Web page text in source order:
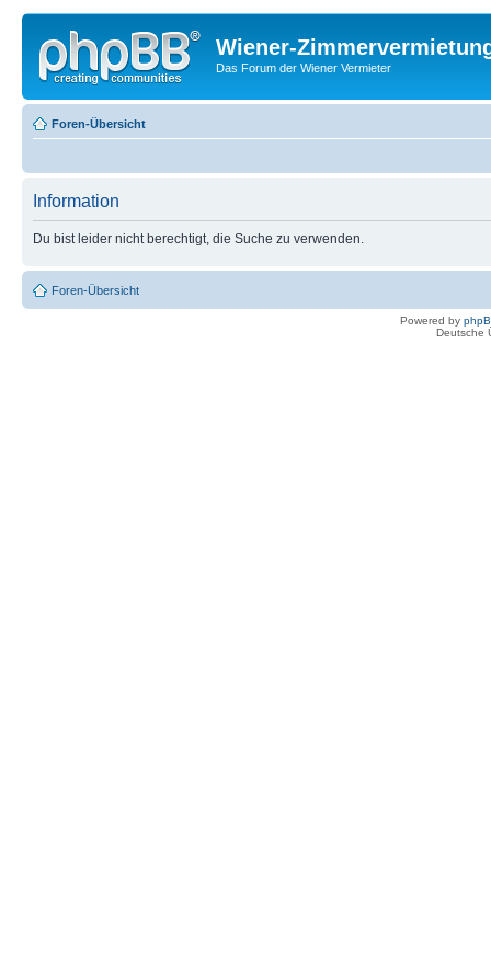
Wiener-
Das Forum der Wiener Vermieter
Foren-Übersicht
Information
Du bist leider nicht berechtigt, die Suche zu verwenden.
Foren-Übersicht
Powered by
Deutsche